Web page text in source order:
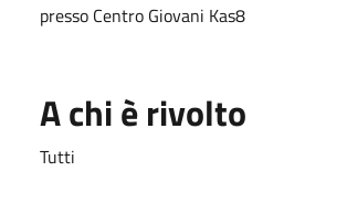
presso Centro Giovani Kas8
A chi è rivolto
Tutti